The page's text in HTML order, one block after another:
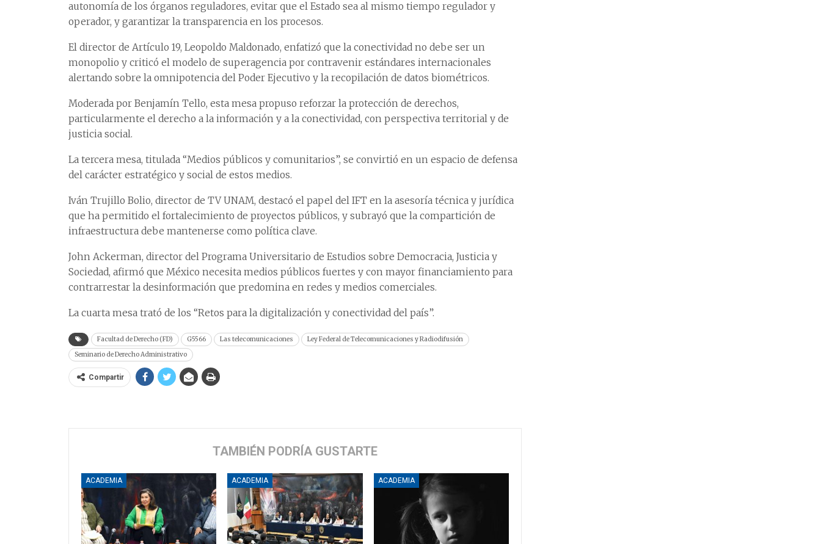
autonomía de los órganos reguladores, evitar que el Estado sea al mismo tiempo regulador y
operador, y garantizar la transparencia en los procesos.
El director de Artículo 19, Leopoldo Maldonado, enfatizó que la conectividad no debe ser un
monopolio y criticó el modelo de superagencia por contravenir estándares internacionales
alertando sobre la omnipotencia del Poder Ejecutivo y la recopilación de datos biométricos.
Moderada por Benjamín Tello, esta mesa propuso reforzar la protección de derechos,
particularmente el derecho a la información y a la conectividad, con perspectiva territorial y de
justicia social.
La tercera mesa, titulada “Medios públicos y comunitarios”, se convirtió en un espacio de defensa
del carácter estratégico y social de estos medios.
Iván Trujillo Bolio, director de TV UNAM, destacó el papel del IFT en la asesoría técnica y jurídica
que ha permitido el fortalecimiento de proyectos públicos, y subrayó que la compartición de
infraestructura debe mantenerse como política clave.
John Ackerman, director del Programa Universitario de Estudios sobre Democracia, Justicia y
Sociedad, afirmó que México necesita medios públicos fuertes y con mayor financiamiento para
contrarrestar la desinformación que predomina en redes y medios comerciales.
La cuarta mesa trató de los “Retos para la digitalización y conectividad del país”.
Facultad de Derecho (FD) G5566 Las telecomunicaciones
Ley Federal de Telecomunicaciones y Radiodifusión
Seminario de Derecho Administrativo
Compartir
TAMBIÉN PODRÍA GUSTARTE
ACADEMIA ACADEMIA ACADEMIA